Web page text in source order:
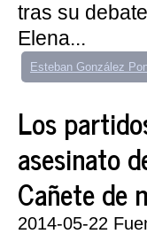
tras su
Elena...
Esteban González
Los
asesinato
Cañete de
2014-05-22